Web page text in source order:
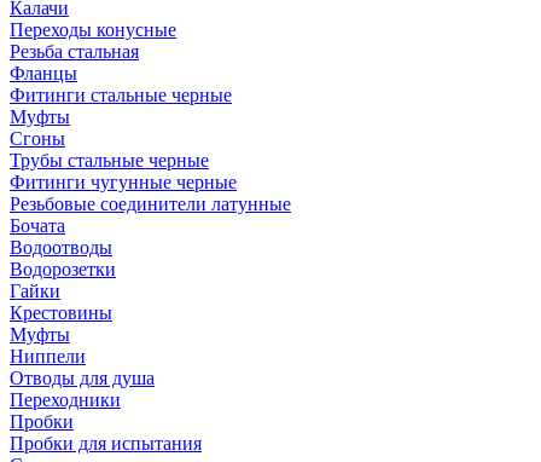
Калачи
Переходы конусные
Резьба стальная
Фланцы
Фитинги стальные черные
Муфты
Сгоны
Трубы стальные черные
Фитинги чугунные черные
Резьбовые соединители латунные
Бочата
Водоотводы
Водорозетки
Гайки
Крестовины
Муфты
Ниппели
Отводы для душа
Переходники
Пробки
Пробки для испытания